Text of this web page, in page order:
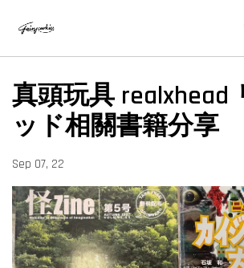
真頭玩具 realxhead
ッド相關書籍分享
Sep 07, 22